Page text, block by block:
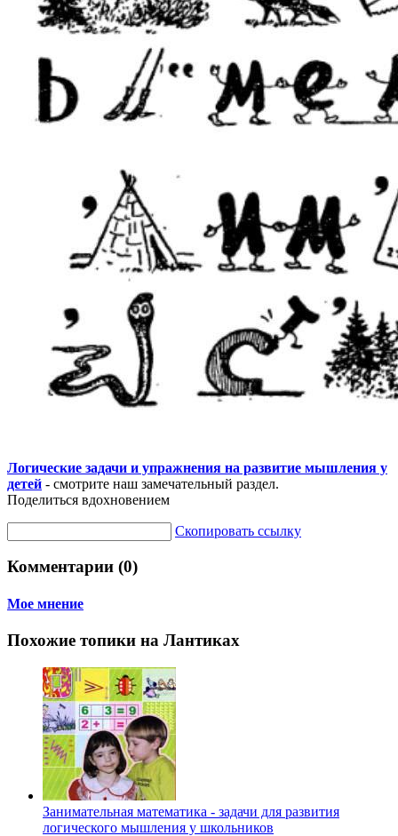
Логические задачи и упражнения на развитие мышления у
детей - смотрите наш замечательный раздел.
Поделиться вдохновением
Скопировать ссылку
Комментарии (0)
Мое мнение
Похожие топики на Лантиках
Занимательная математика - задачи для развития
логического мышления у школьников